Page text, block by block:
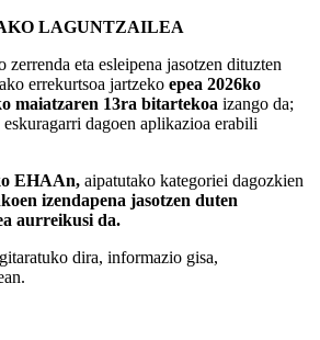
LAGUNTZAILEA
eta esleipena jasotzen dituzten
errekurtsoa jartzeko epea 2026ko
maiatzaren 13ra bitartekoa izango da;
dagoen aplikazioa erabili
EHAAn, aipatutako kategoriei dagozkien
izendapena jasotzen duten
aurreikusi da.
dira, informazio gisa,